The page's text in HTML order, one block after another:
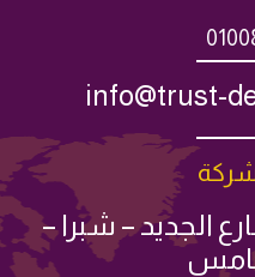
info@trust-
الشارع الجديد – شبرا –